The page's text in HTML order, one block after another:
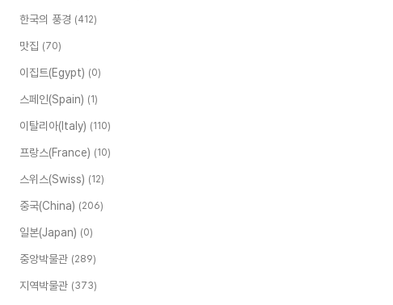
한국의 풍경 (412)
맛집 (70)
이집트(Egypt) (0)
스페인(Spain) (1)
이탈리아(Italy) (110)
프랑스(France) (10)
스위스(Swiss) (12)
중국(China) (206)
일본(Japan) (0)
중앙박물관 (289)
지역박물관 (373)